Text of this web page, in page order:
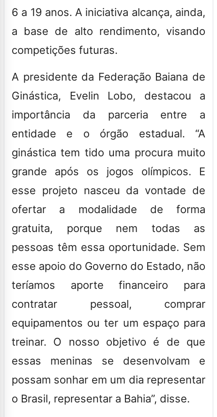
6 a 19 anos. A iniciativa alcança, ainda,
a base de alto rendimento, visando
competições futuras.
A presidente da Federação Baiana de
Ginástica, Evelin Lobo, destacou a
importância da parceria entre a
entidade e o órgão estadual. “A
ginástica tem tido uma procura muito
grande após os jogos olímpicos. E
esse projeto nasceu da vontade de
ofertar a modalidade de forma
gratuita, porque nem todas as
pessoas têm essa oportunidade. Sem
esse apoio do Governo do Estado, não
teríamos aporte financeiro para
contratar pessoal, comprar
equipamentos ou ter um espaço para
treinar. O nosso objetivo é de que
essas meninas se desenvolvam e
possam sonhar em um dia representar
o Brasil, representar a Bahia”, disse.